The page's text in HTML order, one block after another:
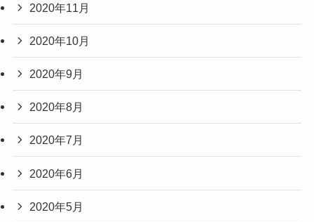
2020年11月
2020年10月
2020年9月
2020年8月
2020年7月
2020年6月
2020年5月